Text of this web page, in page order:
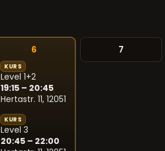
6
KURS
Level 1+2
19:15 – 20:45
Hertastr. 11, 12051
KURS
Level 3
20:45 – 22:00
7